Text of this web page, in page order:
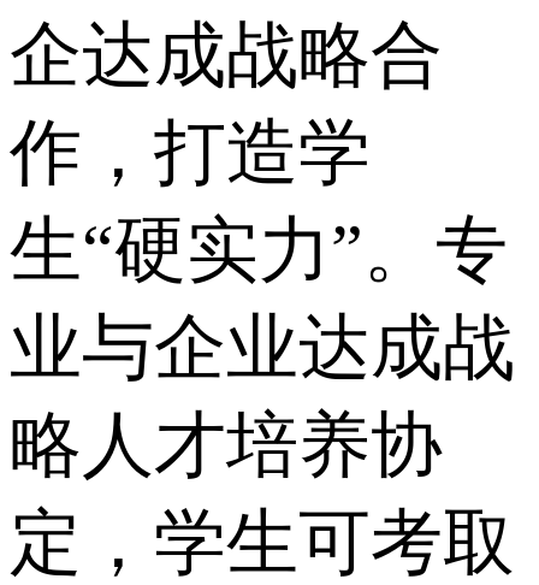
企达成战略合
作，打造学
生“硬实力”。专
业与企业达成战
略人才培养协
定，学生可考取